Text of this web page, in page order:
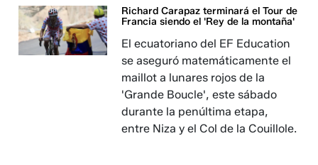
Richard Carapaz terminará el Tour de
Francia siendo el 'Rey de la montaña'
El ecuatoriano del EF Education
se aseguró matemáticamente el
maillot a lunares rojos de la
'Grande Boucle', este sábado
durante la penúltima etapa,
entre Niza y el Col de la Couillole.